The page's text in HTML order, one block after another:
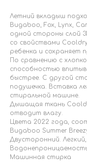
Летний вкладыш
Bugaboo, Fox, Lynx,
одной стороны слой
со свойствами
ребенка и сохраняет
По сравнению с
способностью
быстрее. С другой
подушечка. Вставка
стиральной машине.
Дышащая ткань
отводит влагу.
Цвета 2022 года,
Bugaboo Summer
Двусторонний.
Машинная стирка